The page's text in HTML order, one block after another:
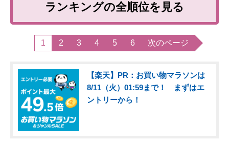
ランキングの全順位を見る
1 2 3 4 5 6 次のページ
【楽天】PR：お買い物マラソンは
8/11（火）01:59まで！ まずはエ
ントリーから！